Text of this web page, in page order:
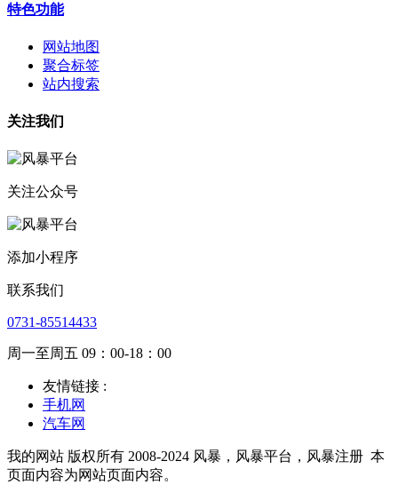
特色功能
网站地图
聚合标签
站内搜索
关注我们
关注公众号
添加小程序
联系我们
0731-85514433
周一至周五 09：00-18：00
友情链接 :
手机网
汽车网
我的网站 版权所有 2008-2024 风暴，风暴平台，风暴注册 本
页面内容为网站页面内容。